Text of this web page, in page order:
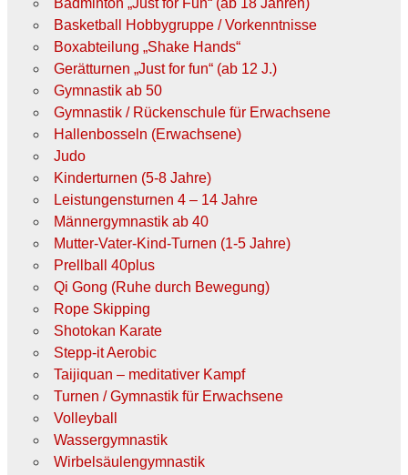
Badminton „Just for Fun“ (ab 18 Jahren)
Basketball Hobbygruppe / Vorkenntnisse
Boxabteilung „Shake Hands“
Gerätturnen „Just for fun“ (ab 12 J.)
Gymnastik ab 50
Gymnastik / Rückenschule für Erwachsene
Hallenbosseln (Erwachsene)
Judo
Kinderturnen (5-8 Jahre)
Leistungensturnen 4 – 14 Jahre
Männergymnastik ab 40
Mutter-Vater-Kind-Turnen (1-5 Jahre)
Prellball 40plus
Qi Gong (Ruhe durch Bewegung)
Rope Skipping
Shotokan Karate
Stepp-it Aerobic
Taijiquan – meditativer Kampf
Turnen / Gymnastik für Erwachsene
Volleyball
Wassergymnastik
Wirbelsäulengymnastik